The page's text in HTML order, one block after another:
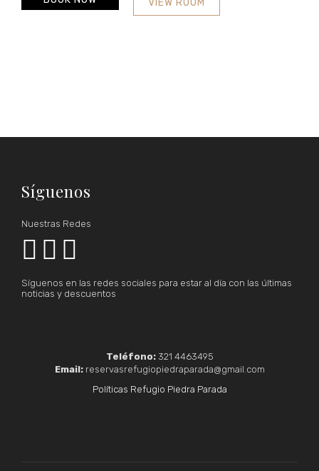
Síguenos
Nuestras Redes
  
Síguenos en las redes sociales para estar al día con las últimas
noticias y descuentos
Teléfono:321 4463495
Email:reservasrefugiopiedraparada@gmail.com
Políticas Refugio Piedra Parada